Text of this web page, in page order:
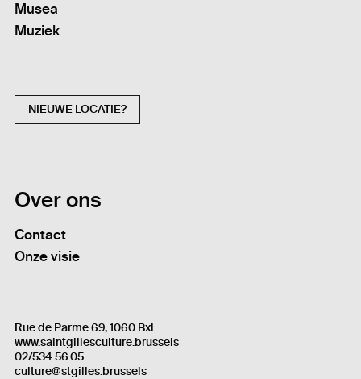
Musea
Muziek
NIEUWE LOCATIE?
Over ons
Contact
Onze visie
Rue de Parme 69, 1060 Bxl
www.saintgillesculture.brussels
02/534.56.05
culture@stgilles.brussels